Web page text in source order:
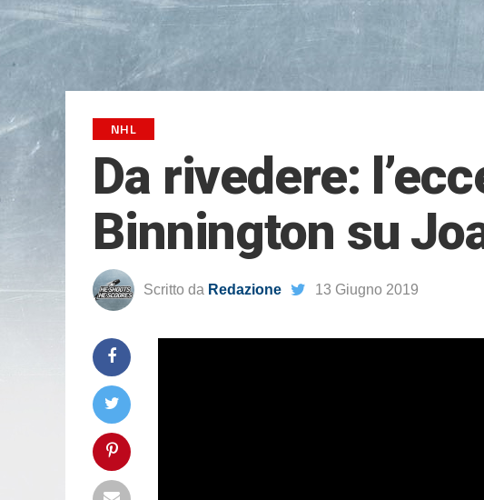
NHL
Da rivedere:
Binnington su
Scritto da Redazione 13 Giugno 2019